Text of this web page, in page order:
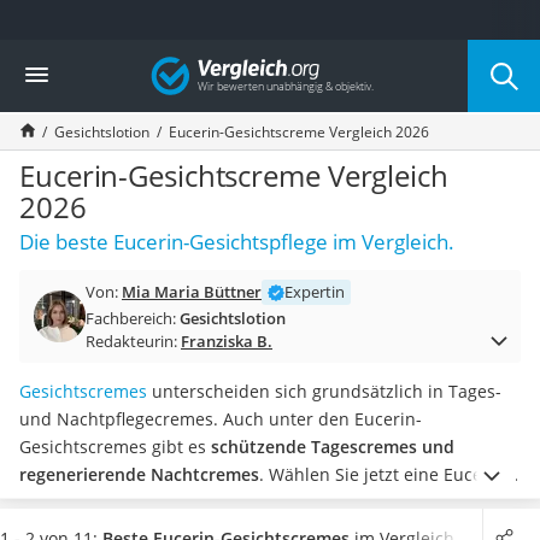
Die beliebtesten Vergleiche nach Kategorie
Drogerie
Inhalator
Haarschneider
Rollator
Braun Rasierer
Katzenklappe (Chip)
Rasierer
Massagepistole
Epilierer
Eiweißpulver
Magnesiumpräparat
Katzenklappe
Nackenmassagegerät
Zeckenschutz Katze
Vergleich
Gesichtslotion Eucerin-Gesichtscreme Vergleich 2026
Eucerin-Gesichtscreme Vergleich
2026
Die beste Eucerin-Gesichtspflege im Vergleich.
Von: Mia Maria Büttner
Expertin
Fachbereich:Gesichtslotion
Redakteurin: Franziska B.
Gesichtscremes unterscheiden sich grundsätzlich in Tages-
und Nachtpflegecremes. Auch unter den Eucerin-
Gesichtscremes gibt es schützende Tagescremes und
regenerierende Nachtcremes. Wählen Sie jetzt eine Eucerin-
Gesichtscreme,die in einem Spender oder einer Tube
verpackt ist. So kommt möglichst wenig Sauerstoff an die